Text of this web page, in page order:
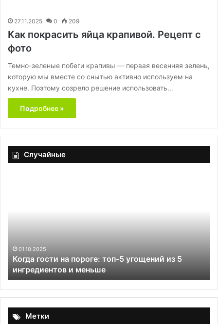
27.11.2025 0 209
Как покрасить яйца крапивой. Рецепт с
фото
Темно-зеленые побеги крапивы — первая весенняя зелень,
которую мы вместе со снытью активно используем на
кухне. Поэтому созрело решение использовать…
Подробнее »
Случайные
ингредиентов
меньше
01.10.2025
Когда гости на пороге: топ-5 угощений из 5
ингредиентов и меньше
Метки